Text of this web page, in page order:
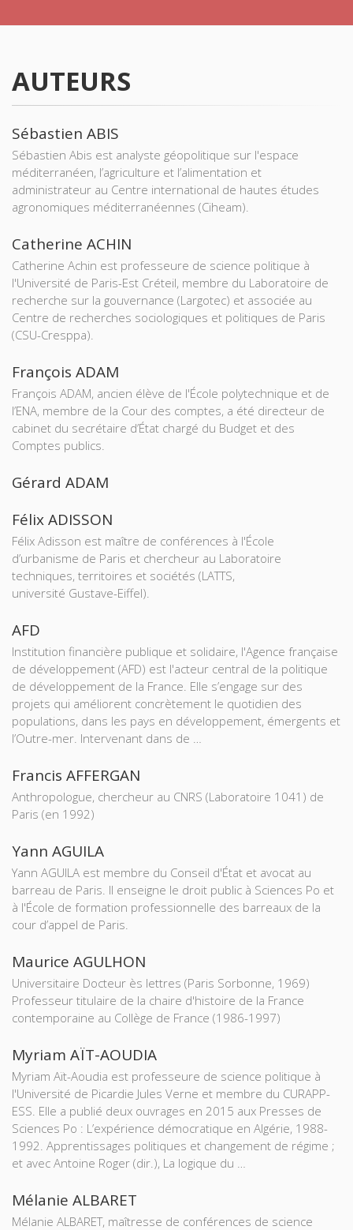
AUTEURS
Sébastien ABIS
Sébastien Abis est analyste géopolitique sur l'espace
méditerranéen, l’agriculture et l’alimentation et
administrateur au Centre international de hautes études
agronomiques méditerranéennes (Ciheam).
Catherine ACHIN
Catherine Achin est professeure de science politique à
l'Université de Paris-Est Créteil, membre du Laboratoire de
recherche sur la gouvernance (Largotec) et associée au
Centre de recherches sociologiques et politiques de Paris
(CSU-Cresppa).
François ADAM
François ADAM, ancien élève de l'École polytechnique et de
l’ENA, membre de la Cour des comptes, a été directeur de
cabinet du secrétaire d’État chargé du Budget et des
Comptes publics.
Gérard ADAM
Félix ADISSON
Félix Adisson est maître de conférences à l'École
d’urbanisme de Paris et chercheur au Laboratoire
techniques, territoires et sociétés (LATTS,
université Gustave-Eiffel).
AFD
Institution financière publique et solidaire, l'Agence française
de développement (AFD) est l'acteur central de la politique
de développement de la France. Elle s’engage sur des
projets qui améliorent concrètement le quotidien des
populations, dans les pays en développement, émergents et
l’Outre-mer. Intervenant dans de …
Francis AFFERGAN
Anthropologue, chercheur au CNRS (Laboratoire 1041) de
Paris (en 1992)
Yann AGUILA
Yann AGUILA est membre du Conseil d'État et avocat au
barreau de Paris. Il enseigne le droit public à Sciences Po et
à l'École de formation professionnelle des barreaux de la
cour d’appel de Paris.
Maurice AGULHON
Universitaire Docteur ès lettres (Paris Sorbonne, 1969)
Professeur titulaire de la chaire d'histoire de la France
contemporaine au Collège de France (1986-1997)
Myriam AÏT-AOUDIA
Myriam Aït-Aoudia est professeure de science politique à
l'Université de Picardie Jules Verne et membre du CURAPP-
ESS. Elle a publié deux ouvrages en 2015 aux Presses de
Sciences Po : L’expérience démocratique en Algérie, 1988-
1992. Apprentissages politiques et changement de régime ;
et avec Antoine Roger (dir.), La logique du …
Mélanie ALBARET
Mélanie ALBARET, maîtresse de conférences de science